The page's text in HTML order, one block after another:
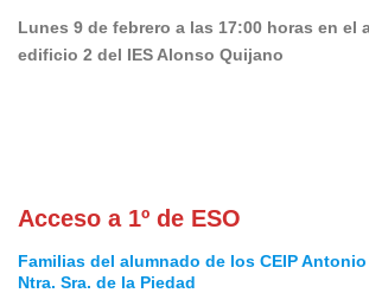
REDES SOCIALES
Lunes 9 de febrero a las 17:00 horas en el
edificio 2 del IES Alonso Quijano
Acceso a 1º de ESO
Familias del alumnado de los CEIP
Ntra. Sra. de la Piedad